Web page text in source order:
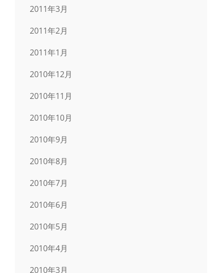
2011年3月
2011年2月
2011年1月
2010年12月
2010年11月
2010年10月
2010年9月
2010年8月
2010年7月
2010年6月
2010年5月
2010年4月
2010年3月